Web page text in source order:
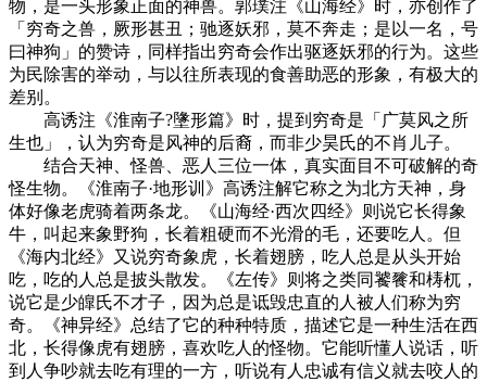
物，是一头形象正面的神兽。郭璞注《山海经》时，亦创作了
「穷奇之兽，厥形甚丑；驰逐妖邪，莫不奔走；是以一名，号
曰神狗」的赞诗，同样指出穷奇会作出驱逐妖邪的行为。这些
为民除害的举动，与以往所表现的食善助恶的形象，有极大的
差别。
高诱注《淮南子?墬形篇》时，提到穷奇是「广莫风之所
生也」，认为穷奇是风神的后裔，而非少昊氏的不肖儿子。
结合天神、怪兽、恶人三位一体，真实面目不可破解的奇
怪生物。《淮南子·地形训》高诱注解它称之为北方天神，身
体好像老虎骑着两条龙。《山海经·西次四经》则说它长得象
牛，叫起来象野狗，长着粗硬而不光滑的毛，还要吃人。但
《海内北经》又说穷奇象虎，长着翅膀，吃人总是从头开始
吃，吃的人总是披头散发。《左传》则将之类同饕餮和梼杌，
说它是少皥氏不才子，因为总是诋毁忠直的人被人们称为穷
奇。《神异经》总结了它的种种特质，描述它是一种生活在西
北，长得像虎有翅膀，喜欢吃人的怪物。它能听懂人说话，听
到人争吵就去吃有理的一方，听说有人忠诚有信义就去咬人的